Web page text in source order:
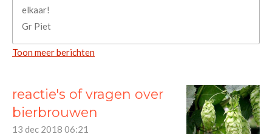
elkaar!
Gr Piet
Toon meer berichten
reactie's of vragen over
bierbrouwen
13 dec 2018 06:21